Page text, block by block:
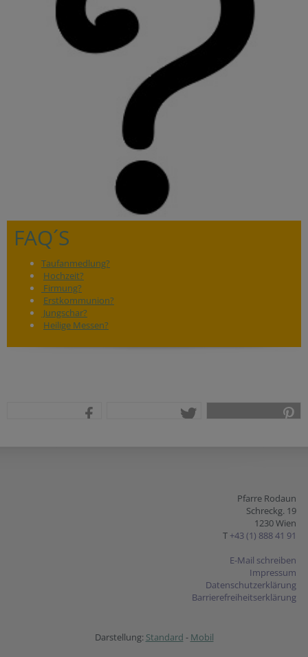
FAQ´S
Taufanmedlung?
Hochzeit?
Firmung?
Erstkommunion?
Jungschar?
Heilige Messen?
Pfarre Rodaun
Schreckg. 19
1230 Wien
T +43 (1) 888 41 91
E-Mail schreiben
Impressum
Datenschutzerklärung
Barrierefreiheitserklärung
Darstellung: Standard - Mobil